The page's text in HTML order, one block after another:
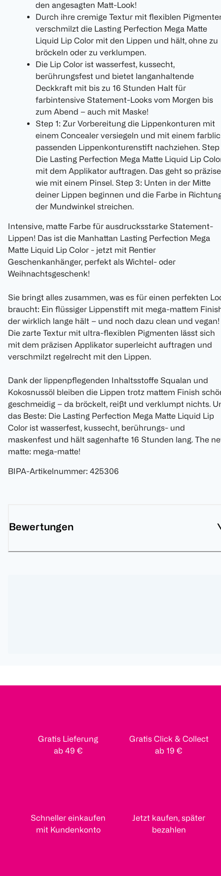
den angesagten Matt-Look!
Durch ihre cremige Textur mit flexiblen
verschmilzt die Lasting Perfection Mega Matte
Liquid Lip Color mit den Lippen und hält, ohne zu
bröckeln oder zu verklumpen.
Die Lip Color ist wasserfest, kussecht,
berührungsfest und bietet langanhaltende
Deckkraft mit bis zu 16 Stunden Halt für
farbintensive Statement-Looks vom Morgen bis
zum Abend – auch mit Maske!
Step 1: Zur Vorbereitung die Lippenkonturen mit
einem Concealer versiegeln und mit einem
passenden Lippenkonturenstift nachziehen. Step
Die Lasting Perfection Mega Matte Liquid Lip
mit dem Applikator auftragen. Das geht so präzise
wie mit einem Pinsel. Step 3: Unten in der Mitte
deiner Lippen beginnen und die Farbe in
der Mundwinkel streichen.
Intensive, matte Farbe für ausdrucksstarke Statement-
Lippen! Das ist die Manhattan Lasting Perfection Mega
Matte Liquid Lip Color - jetzt mit Rentier
Geschenkanhänger, perfekt als Wichtel- oder
Weihnachtsgeschenk!
Sie bringt alles zusammen, was es für einen perfekten
braucht: Ein flüssiger Lippenstift mit mega-mattem
der wirklich lange hält – und noch dazu clean und vegan!
Die zarte Textur mit ultra-flexiblen Pigmenten lässt sich
mit dem präzisen Applikator superleicht auftragen und
verschmilzt regelrecht mit den Lippen.
Dank der lippenpflegenden Inhaltsstoffe Squalan und
Kokosnussöl bleiben die Lippen trotz mattem Finish
geschmeidig – da bröckelt, reißt und verklumpt nichts.
das Beste: Die Lasting Perfection Mega Matte Liquid Lip
Color ist wasserfest, kussecht, berührungs- und
maskenfest und hält sagenhafte 16 Stunden lang. The
matte: mega-matte!
BIPA-Artikelnummer: 425306
Bewertungen
Gratis Lieferung
ab 49 €
Gratis Click & Collect
ab 19 €
Schneller einkaufen
mit Kundenkonto
Jetzt kaufen, später
bezahlen